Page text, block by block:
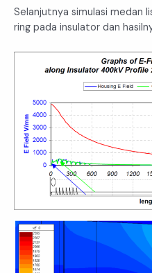
Selanjutnya simulasi medan
ring pada insulator dan